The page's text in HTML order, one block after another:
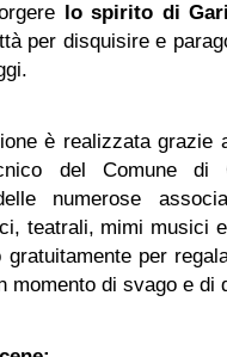
lo spirito di
per disquisire e
è realizzata grazie
del Comune
numerose
teatrali, mimi musici
gratuitamente per
momento di svago e di